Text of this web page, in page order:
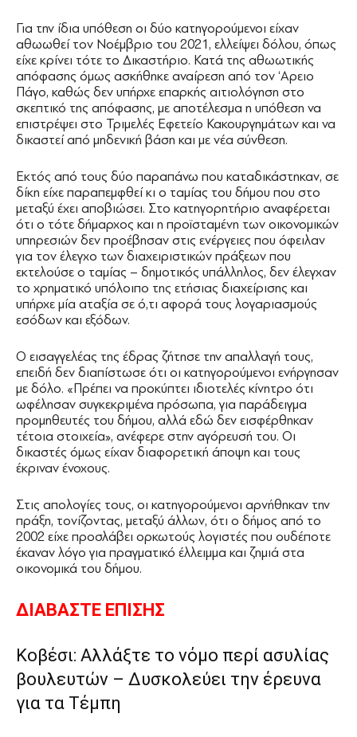
Για την ίδια υπόθεση οι δύο κατηγορούμενοι είχαν
αθωωθεί τον Νοέμβριο του 2021, ελλείψει δόλου, όπως
είχε κρίνει τότε το Δικαστήριο. Κατά της αθωωτικής
απόφασης όμως ασκήθηκε αναίρεση από τον ‘Αρειο
Πάγο, καθώς δεν υπήρχε επαρκής αιτιολόγηση στο
σκεπτικό της απόφασης, με αποτέλεσμα η υπόθεση να
επιστρέψει στο Τριμελές Εφετείο Κακουργημάτων και να
δικαστεί από μηδενική βάση και με νέα σύνθεση.
Εκτός από τους δύο παραπάνω που καταδικάστηκαν, σε
δίκη είχε παραπεμφθεί κι ο ταμίας του δήμου που στο
μεταξύ έχει αποβιώσει. Στο κατηγορητήριο αναφέρεται
ότι ο τότε δήμαρχος και η προϊσταμένη των οικονομικών
υπηρεσιών δεν προέβησαν στις ενέργειες που όφειλαν
για τον έλεγχο των διαχειριστικών πράξεων που
εκτελούσε ο ταμίας – δημοτικός υπάλληλος, δεν έλεγχαν
το χρηματικό υπόλοιπο της ετήσιας διαχείρισης και
υπήρχε μία αταξία σε ό,τι αφορά τους λογαριασμούς
εσόδων και εξόδων.
Ο εισαγγελέας της έδρας ζήτησε την απαλλαγή τους,
επειδή δεν διαπίστωσε ότι οι κατηγορούμενοι ενήργησαν
με δόλο. «Πρέπει να προκύπτει ιδιοτελές κίνητρο ότι
ωφέλησαν συγκεκριμένα πρόσωπα, για παράδειγμα
προμηθευτές του δήμου, αλλά εδώ δεν εισφέρθηκαν
τέτοια στοιχεία», ανέφερε στην αγόρευσή του. Οι
δικαστές όμως είχαν διαφορετική άποψη και τους
έκριναν ένοχους.
Στις απολογίες τους, οι κατηγορούμενοι αρνήθηκαν την
πράξη, τονίζοντας, μεταξύ άλλων, ότι ο δήμος από το
2002 είχε προσλάβει ορκωτούς λογιστές που ουδέποτε
έκαναν λόγο για πραγματικό έλλειμμα και ζημιά στα
οικονομικά του δήμου.
ΔΙΑΒΑΣΤΕ ΕΠΙΣΗΣ
Κοβέσι: Αλλάξτε το νόμο περί ασυλίας
βουλευτών – Δυσκολεύει την έρευνα
για τα Τέμπη